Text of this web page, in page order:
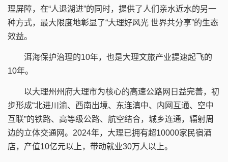
理屏障，在“人退湖进”的同时，提供了人们亲水近水的另一
种方式，最大限度地彰显了“大理好风光 世界共分享”的生态
效益。
洱海保护治理的10年，也是大理文旅产业提速起飞的
10年。
以大理州州府大理市为核心的高速公路网日益完善，初
步形成“北进川渝、西南出境、东连滇中、内网互通、空中
互联”的铁路、高等级公路、航空结合，城乡连通，辐射周
边的立体交通网。2024年，大理已拥有超10000家民宿酒
店，产值10亿元以上，带动就业30万人以上。